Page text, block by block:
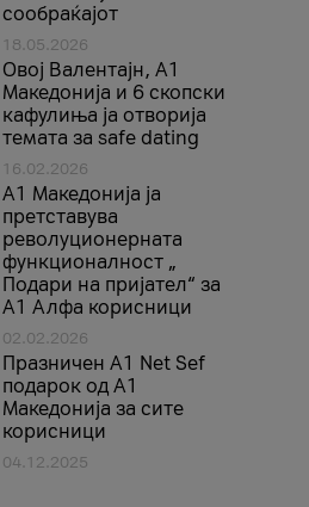
сообраќајот
18.05.2026
Овој Валентајн, A1
Македонија и 6 скопски
кафулиња ја отворија
темата за safe dating
16.02.2026
А1 Македонија ја
претставува
револуционерната
функционалност „
Подари на пријател“ за
А1 Алфа корисници
02.02.2026
Празничен A1 Net Sеf
подарок од А1
Македонија за сите
корисници
04.12.2025